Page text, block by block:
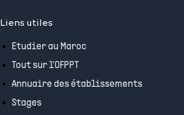
Liens utiles
Etudier au Maroc
Tout sur l'OFPPT
Annuaire des établissements
Stages